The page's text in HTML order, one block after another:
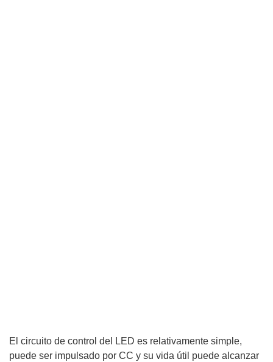
El circuito de control del LED es relativamente simple,
puede ser impulsado por CC y su vida útil puede alcanzar